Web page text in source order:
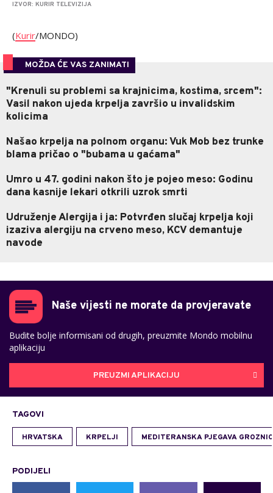
IZVOR: KURIR TELEVIZIJA
(Kurir/MONDO)
MOŽDA ĆE VAS ZANIMATI
"Krenuli su problemi sa krajnicima, kostima, srcem":
Vasil nakon ujeda krpelja završio u invalidskim
kolicima
Našao krpelja na polnom organu: Vuk Mob bez trunke
blama pričao o "bubama u gaćama"
Umro u 47. godini nakon što je pojeo meso: Godinu
dana kasnije lekari otkrili uzrok smrti
Udruženje Alergija i ja: Potvrđen slučaj krpelja koji
izaziva alergiju na crveno meso, KCV demantuje
navode
Naše vijesti ne morate da provjeravate
Budite bolje informisani od drugih, preuzmite Mondo mobilnu
aplikaciju
PREUZMI APLIKACIJU
TAGOVI
HRVATSKA KRPELJI MEDITERANSKA PJEGAVA
PODIJELI